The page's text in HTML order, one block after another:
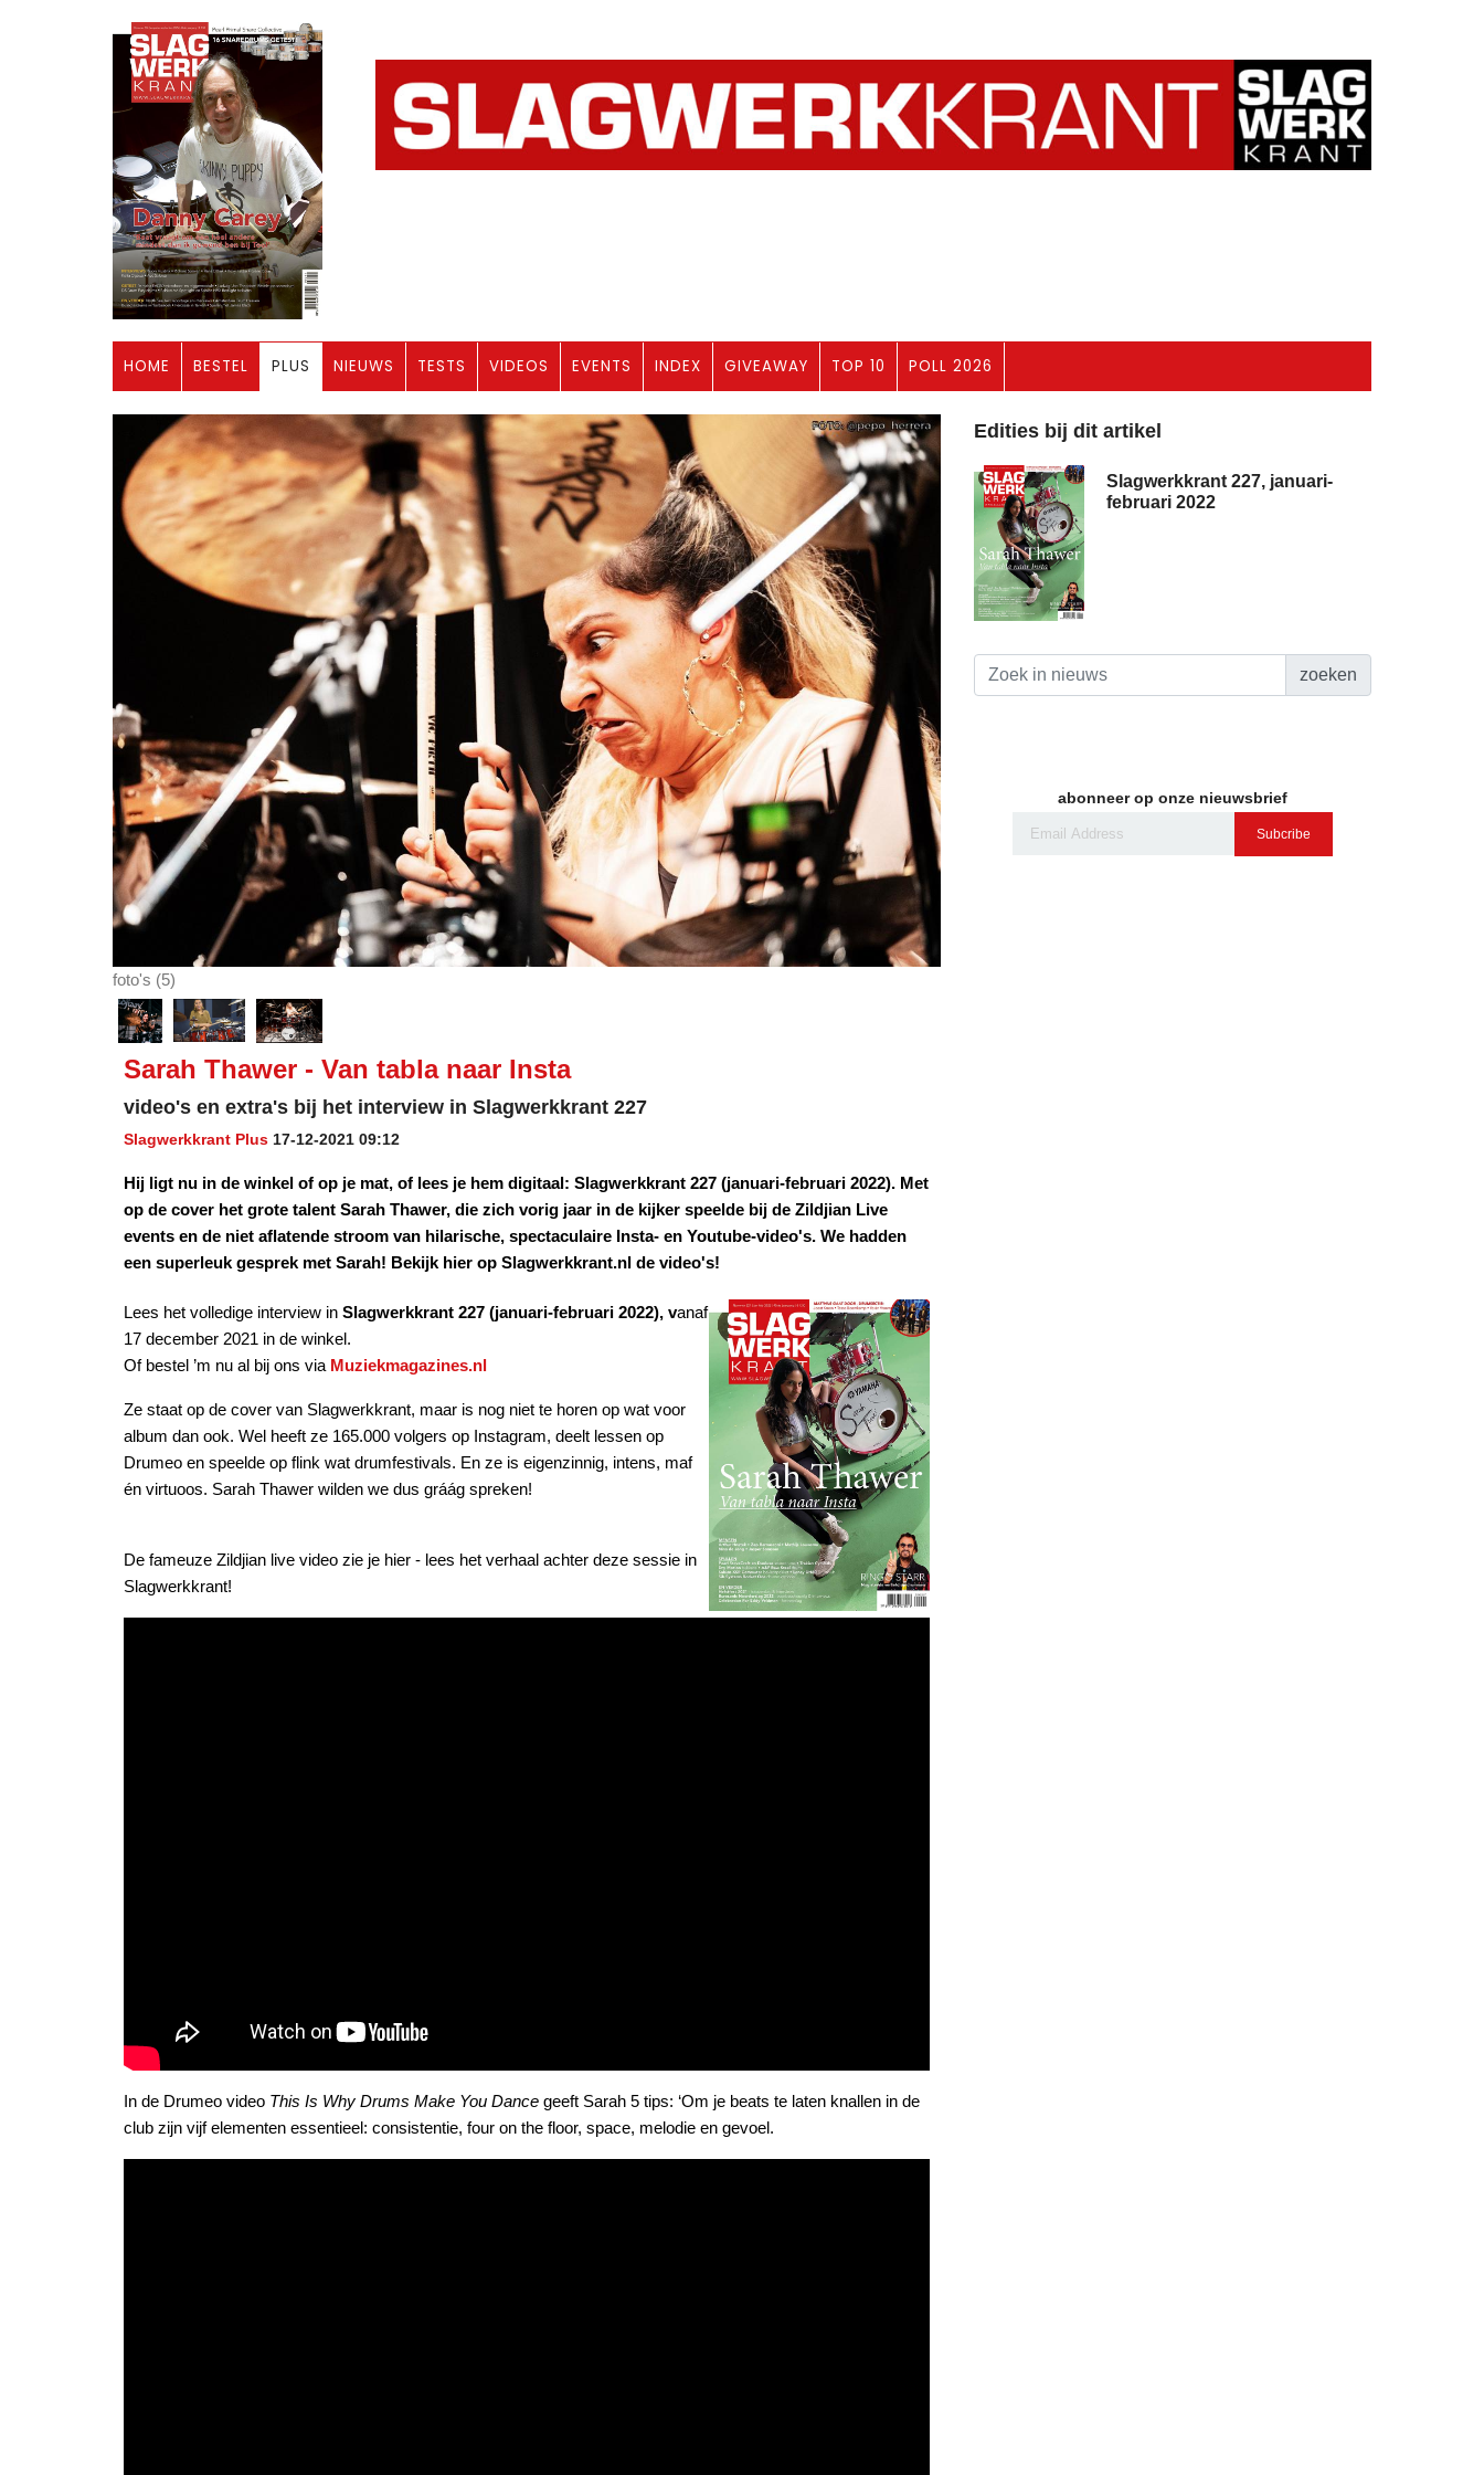
HOME BESTEL PLUS NIEUWS TESTS VIDEOS EVENTS INDEX GIVEAWAY TOP 10 POLL 2026
foto's (5)
Sarah Thawer - Van tabla naar Insta
video's en extra's bij het interview in Slagwerkkrant 227
Slagwerkkrant Plus 17-12-2021 09:12
Hij ligt nu in de winkel of op je mat, of lees je hem digitaal: Slagwerkkrant 227 (januari-februari 2022). Met
op de cover het grote talent Sarah Thawer, die zich vorig jaar in de kijker speelde bij de Zildjian Live
events en de niet aflatende stroom van hilarische, spectaculaire Insta- en Youtube-video's. We hadden
een superleuk gesprek met Sarah! Bekijk hier op Slagwerkkrant.nl de video's!
Lees het volledige interview in Slagwerkkrant 227 (januari-februari 2022), vanaf
17 december 2021 in de winkel.
Of bestel ’m nu al bij ons via Muziekmagazines.nl
Ze staat op de cover van Slagwerkkrant, maar is nog niet te horen op wat voor
album dan ook. Wel heeft ze 165.000 volgers op Instagram, deelt lessen op
Drumeo en speelde op flink wat drumfestivals. En ze is eigenzinnig, intens, maf
én virtuoos. Sarah Thawer wilden we dus gráág spreken!
De fameuze Zildjian live video zie je hier - lees het verhaal achter deze sessie in
Slagwerkkrant!
In de Drumeo video This Is Why Drums Make You Dance geeft Sarah 5 tips: ‘Om je beats te laten knallen in de
club zijn vijf elementen essentieel: consistentie, four on the floor, space, melodie en gevoel.
Edities bij dit artikel
Slagwerkkrant 227, januari-
februari 2022
zoeken
abonneer op onze nieuwsbrief
Subcribe